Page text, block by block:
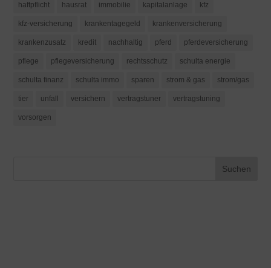
haftpflicht hausrat immobilie kapitalanlage kfz
kfz-versicherung krankentagegeld krankenversicherung
krankenzusatz kredit nachhaltig pferd pferdeversicherung
pflege pflegeversicherung rechtsschutz schulta energie
schulta finanz schulta immo sparen strom & gas strom/gas
tier unfall versichern vertragstuner vertragstuning
vorsorgen